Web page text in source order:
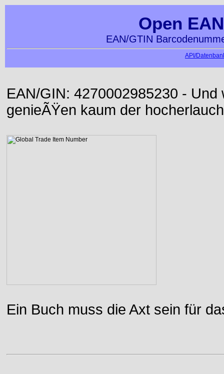
Open
EAN/GTIN
API/
EAN/GIN: 4270002985230 -
genieÃŸen kaum der
Ein Buch muss die Axt sein für